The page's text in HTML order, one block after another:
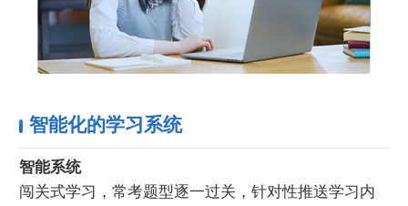
智能化的学习系统
智能系统
闯关式学习，常考题型逐一过关，针对性推送学习内